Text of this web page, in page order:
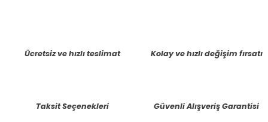
Ürün bilgilerinde hatalar bulunuyor.
Ücretsiz ve hızlı teslimat Kolay ve hızlı değişim fırsatı
Taksit Seçenekleri Güvenli Alışveriş Garantisi